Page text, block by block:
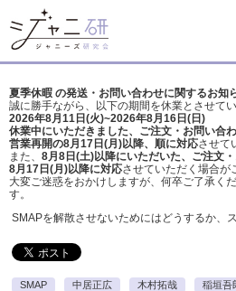
夏季休暇 の発送・お問い合わせに関するお知
誠に勝手ながら、以下の期間を休業とさせてい
2026年8月11日(火)~2026年8月16日(日)
休業中にいただきました、ご注文・お問い合
営業再開の8月17日(月)以降、順に対応させて
また、 8月8日(土)以降にいただいた、ご注文・
8月17日(月)以降に対応させていただく場合が
大変ご迷惑をおかけしますが、 何卒ご了承く
す。
SMAPを解散させないためにはどうするか、
SMAP 中居正広 木村拓哉 稲垣吾